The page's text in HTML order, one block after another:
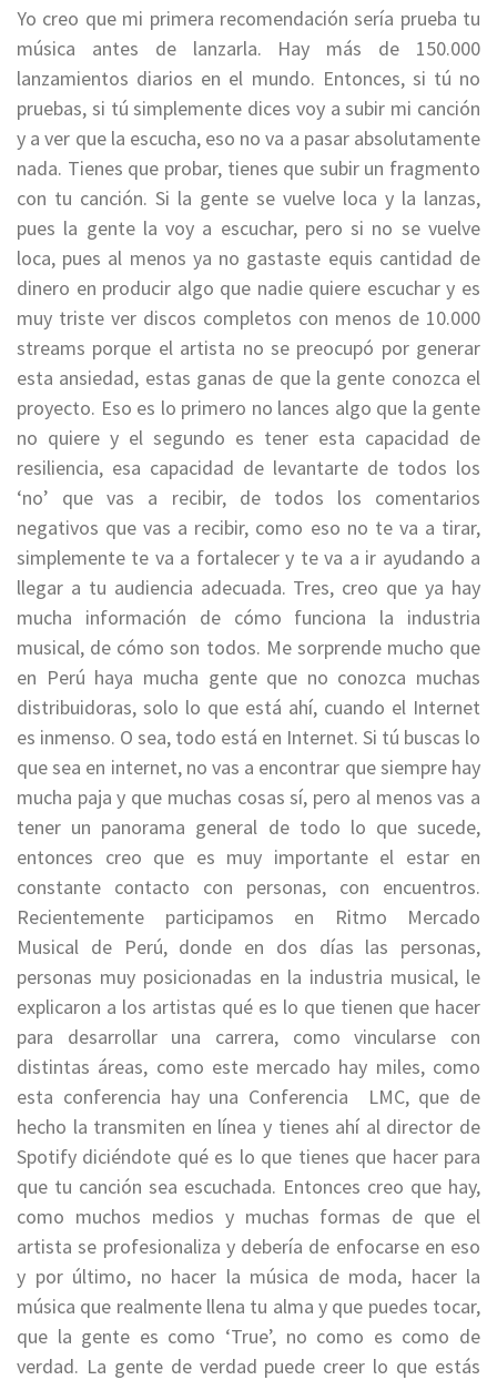
Yo creo que mi primera recomendación sería prueba tu
música antes de lanzarla. Hay más de 150.000
lanzamientos diarios en el mundo. Entonces, si tú no
pruebas, si tú simplemente dices voy a subir mi canción
y a ver que la escucha, eso no va a pasar absolutamente
nada. Tienes que probar, tienes que subir un fragmento
con tu canción. Si la gente se vuelve loca y la lanzas,
pues la gente la voy a escuchar, pero si no se vuelve
loca, pues al menos ya no gastaste equis cantidad de
dinero en producir algo que nadie quiere escuchar y es
muy triste ver discos completos con menos de 10.000
streams porque el artista no se preocupó por generar
esta ansiedad, estas ganas de que la gente conozca el
proyecto. Eso es lo primero no lances algo que la gente
no quiere y el segundo es tener esta capacidad de
resiliencia, esa capacidad de levantarte de todos los
‘no’ que vas a recibir, de todos los comentarios
negativos que vas a recibir, como eso no te va a tirar,
simplemente te va a fortalecer y te va a ir ayudando a
llegar a tu audiencia adecuada. Tres, creo que ya hay
mucha información de cómo funciona la industria
musical, de cómo son todos. Me sorprende mucho que
en Perú haya mucha gente que no conozca muchas
distribuidoras, solo lo que está ahí, cuando el Internet
es inmenso. O sea, todo está en Internet. Si tú buscas lo
que sea en internet, no vas a encontrar que siempre hay
mucha paja y que muchas cosas sí, pero al menos vas a
tener un panorama general de todo lo que sucede,
entonces creo que es muy importante el estar en
constante contacto con personas, con encuentros.
Recientemente participamos en Ritmo Mercado
Musical de Perú, donde en dos días las personas,
personas muy posicionadas en la industria musical, le
explicaron a los artistas qué es lo que tienen que hacer
para desarrollar una carrera, como vincularse con
distintas áreas, como este mercado hay miles, como
esta conferencia hay una Conferencia LMC, que de
hecho la transmiten en línea y tienes ahí al director de
Spotify diciéndote qué es lo que tienes que hacer para
que tu canción sea escuchada. Entonces creo que hay,
como muchos medios y muchas formas de que el
artista se profesionaliza y debería de enfocarse en eso
y por último, no hacer la música de moda, hacer la
música que realmente llena tu alma y que puedes tocar,
que la gente es como ‘True’, no como es como de
verdad. La gente de verdad puede creer lo que estás